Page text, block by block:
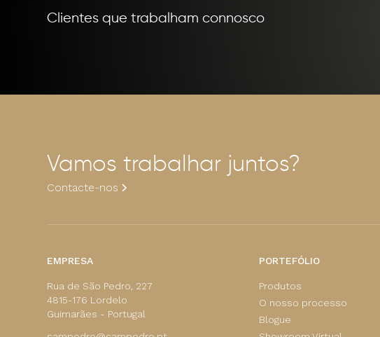
Clientes que trabalham connosco
Vamos trabalhar juntos?
Contacte-nos
EMPRESA
Rua de São Pedro, 227
4815-176 Lordelo
Guimarães - Portugal
PORTEFÓLIO
Produtos
O nosso processo
Blogue